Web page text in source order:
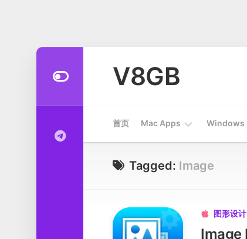
V8GB
首页 Mac Apps
Apps
工
具
Windows
Tagged: Image
 图形设计